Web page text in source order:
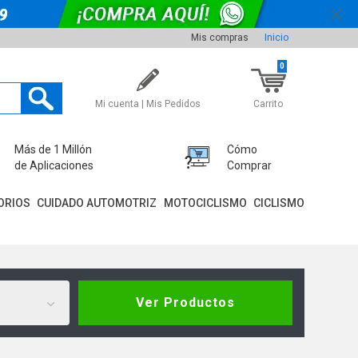
Mis compras Inicio
Mi cuenta | Mis Pedidos Carrito
0
Más de 1 Millón
de Aplicaciones
Cómo
Comprar
CUIDADO AUTOMOTRIZ MOTOCICLISMO CICLISMO
Ver Productos